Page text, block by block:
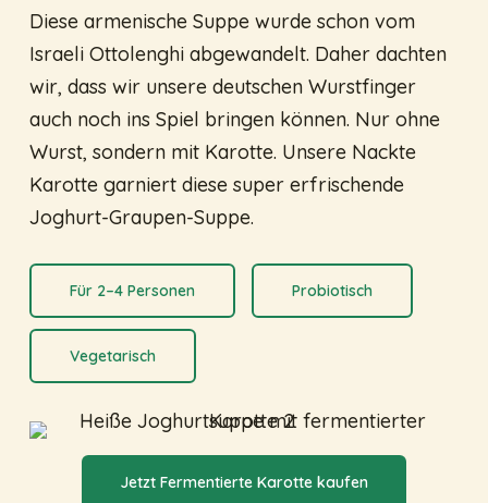
Diese armenische Suppe wurde schon vom
Israeli Ottolenghi abgewandelt. Daher dachten
wir, dass wir unsere deutschen Wurstfinger
auch noch ins Spiel bringen können. Nur ohne
Wurst, sondern mit Karotte. Unsere Nackte
Karotte garniert diese super erfrischende
Joghurt-Graupen-Suppe.
Für 2–4 Personen Probiotisch
Vegetarisch
Jetzt Fermentierte Karotte kaufen